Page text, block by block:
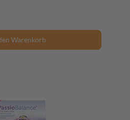
Warenkorb